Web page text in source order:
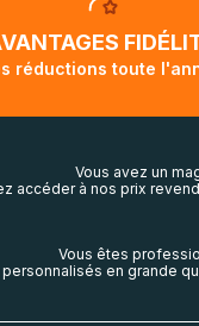
Ce dernier
réductions toute
Vous avez un
accéder à nos prix
Vous êtes
en grande